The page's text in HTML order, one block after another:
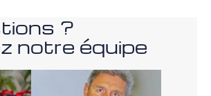
?
notre équipe